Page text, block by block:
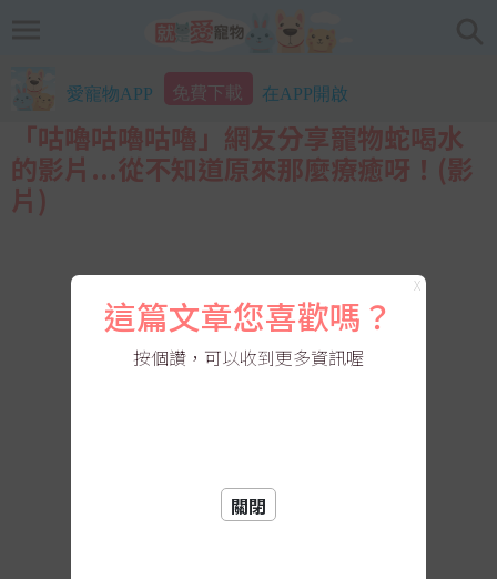
愛寵物APP 免費下載 在APP開啟
「咕嚕咕嚕咕嚕」網友分享寵物蛇喝水
的影片...從不知道原來那麼療癒呀！(影
片)
X
這篇文章您喜歡嗎？
按個讚，可以收到更多資訊喔
關閉